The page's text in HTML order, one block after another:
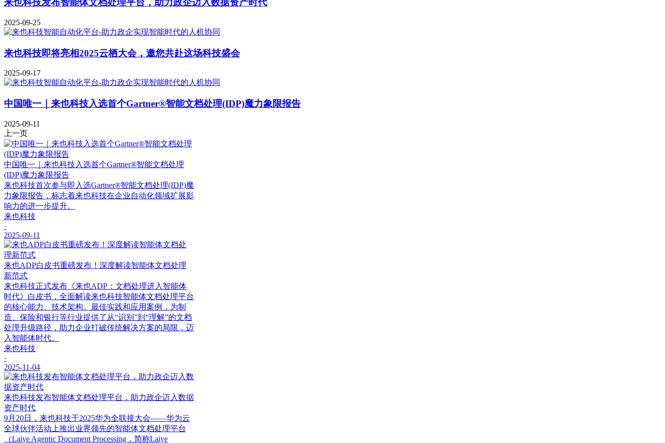
来也科技发布智能体文档处理平台，助力政企迈入数据资产时代
2025-09-25
来也科技即将亮相2025云栖大会，邀您共赴这场科技盛会
2025-09-17
中国唯一｜来也科技入选首个Gartner®智能文档处理(IDP)魔力象限报告
2025-09-11
上一页
中国唯一｜来也科技入选首个Gartner®智能文档处理
(IDP)魔力象限报告
来也科技首次参与即入选Gartner®智能文档处理(IDP)魔
力象限报告，标志着来也科技在企业自动化领域扩展影
响力的进一步提升。
来也科技
·
2025-09-11
来也ADP白皮书重磅发布！深度解读智能体文档处理
新范式
来也科技正式发布《来也ADP：文档处理进入智能体
时代》白皮书，全面解读来也科技智能体文档处理平台
的核心能力、技术架构、最佳实践和应用案例，为制
造、保险和银行等行业提供了从“识别”到“理解”的文档
处理升级路径，助力企业打破传统解决方案的局限，迈
入智能体时代。
来也科技
·
2025-11-04
来也科技发布智能体文档处理平台，助力政企迈入数据
资产时代
9月20日，来也科技于2025华为全联接大会——华为云
全球伙伴活动上推出业界领先的智能体文档处理平台
（Laiye Agentic Document Processing，简称Laiye